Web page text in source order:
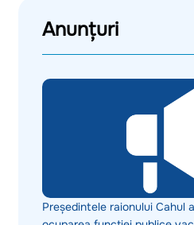
Anunțuri
Președintele raionului Cahul